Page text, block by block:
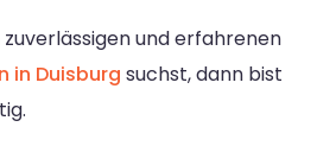
und erfahrenen
in Duisburg suchst, dann bist